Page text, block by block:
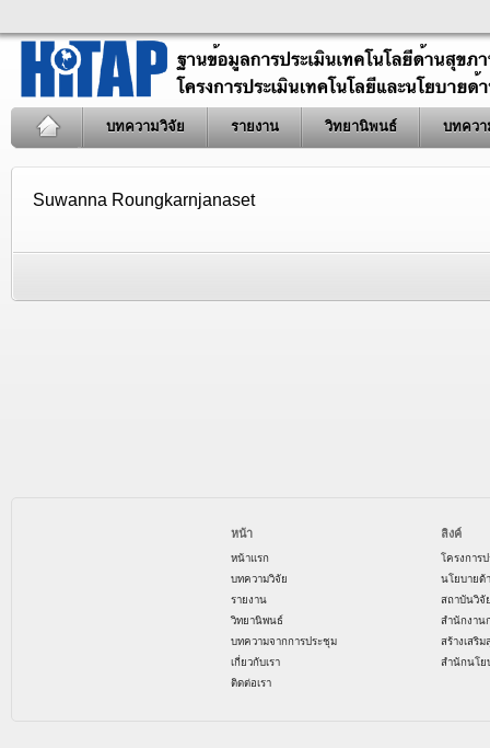
บทความวิจัย รายงาน วิทยานิพนธ์ บทควา
Suwanna Roungkarnjanaset
หน้า
หน้าแรก
บทความวิจัย
รายงาน
วิทยานิพนธ์
บทความจากการประชุม
เกี่ยวกับเรา
ติดต่อเรา
ลิงค์
โครงการ
นโยบายด้
สถาบันวิจั
สำนักงาน
สร้างเสริ
สำนักนโย